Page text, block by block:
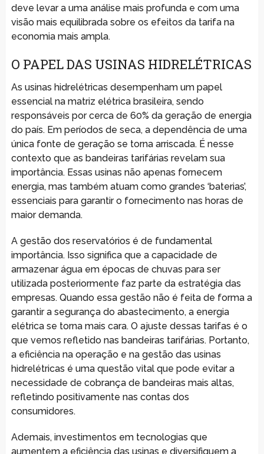
deve levar a uma análise mais profunda e com uma
visão mais equilibrada sobre os efeitos da tarifa na
economia mais ampla.
O PAPEL DAS USINAS HIDRELÉTRICAS
As usinas hidrelétricas desempenham um papel
essencial na matriz elétrica brasileira, sendo
responsáveis por cerca de 60% da geração de energia
do país. Em períodos de seca, a dependência de uma
única fonte de geração se torna arriscada. É nesse
contexto que as bandeiras tarifárias revelam sua
importância. Essas usinas não apenas fornecem
energia, mas também atuam como grandes ‘baterias’,
essenciais para garantir o fornecimento nas horas de
maior demanda.
A gestão dos reservatórios é de fundamental
importância. Isso significa que a capacidade de
armazenar água em épocas de chuvas para ser
utilizada posteriormente faz parte da estratégia das
empresas. Quando essa gestão não é feita de forma a
garantir a segurança do abastecimento, a energia
elétrica se torna mais cara. O ajuste dessas tarifas é o
que vemos refletido nas bandeiras tarifárias. Portanto,
a eficiência na operação e na gestão das usinas
hidrelétricas é uma questão vital que pode evitar a
necessidade de cobrança de bandeiras mais altas,
refletindo positivamente nas contas dos
consumidores.
Ademais, investimentos em tecnologias que
aumentem a eficiência das usinas e diversifiquem a